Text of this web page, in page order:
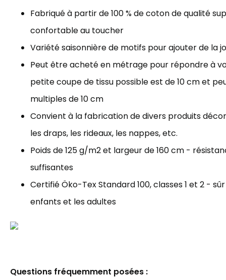
Fabriqué à partir de 100 % de coton de qualité
confortable au toucher
Variété saisonnière de motifs pour ajouter de la
Peut être acheté en métrage pour répondre à
petite coupe de tissu possible est de 10 cm et
multiples de 10 cm
Convient à la fabrication de divers produits
les draps, les rideaux, les nappes, etc.
Poids de 125 g/m2 et largeur de 160 cm -
suffisantes
Certifié Öko-Tex Standard 100, classes 1 et 2 -
enfants et les adultes
Questions fréquemment posées :